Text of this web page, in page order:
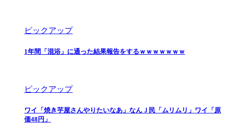
ピックアップ
1年間「混浴」に通った結果報告をするｗｗｗｗｗｗｗ
ピックアップ
ワイ「焼き芋屋さんやりたいなあ」なんＪ民「ムリムリ」ワイ「原
価48円」